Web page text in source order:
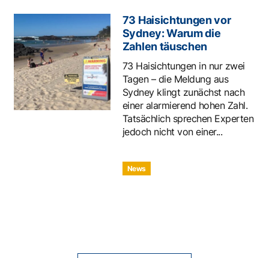
73 Haisichtungen vor
Sydney: Warum die
Zahlen täuschen
73 Haisichtungen in nur zwei
Tagen – die Meldung aus
Sydney klingt zunächst nach
einer alarmierend hohen Zahl.
Tatsächlich sprechen Experten
jedoch nicht von einer...
News